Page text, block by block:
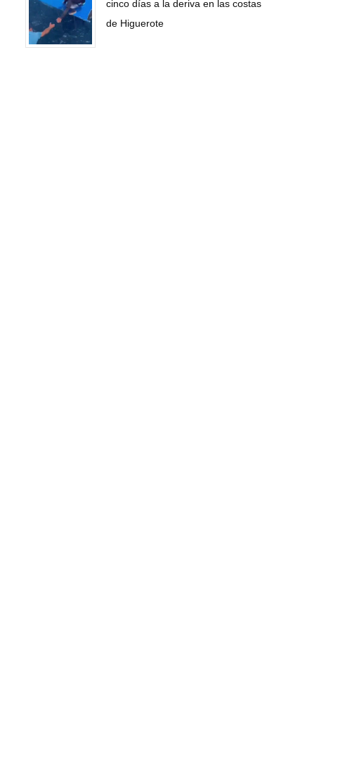
cinco días a la deriva en las costas
de Higuerote